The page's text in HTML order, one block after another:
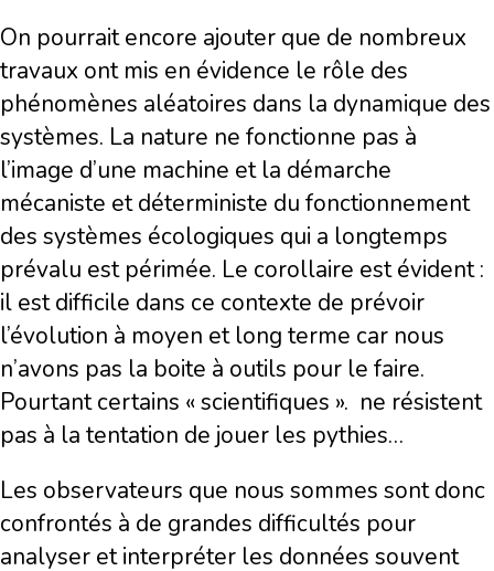
On pourrait encore ajouter que de nombreux
travaux ont mis en évidence le rôle des
phénomènes aléatoires dans la dynamique des
systèmes. La nature ne fonctionne pas à
l’image d’une machine et la démarche
mécaniste et déterministe du fonctionnement
des systèmes écologiques qui a longtemps
prévalu est périmée. Le corollaire est évident :
il est difficile dans ce contexte de prévoir
l’évolution à moyen et long terme car nous
n’avons pas la boite à outils pour le faire.
Pourtant certains « scientifiques ». ne résistent
pas à la tentation de jouer les pythies…
Les observateurs que nous sommes sont donc
confrontés à de grandes difficultés pour
analyser et interpréter les données souvent